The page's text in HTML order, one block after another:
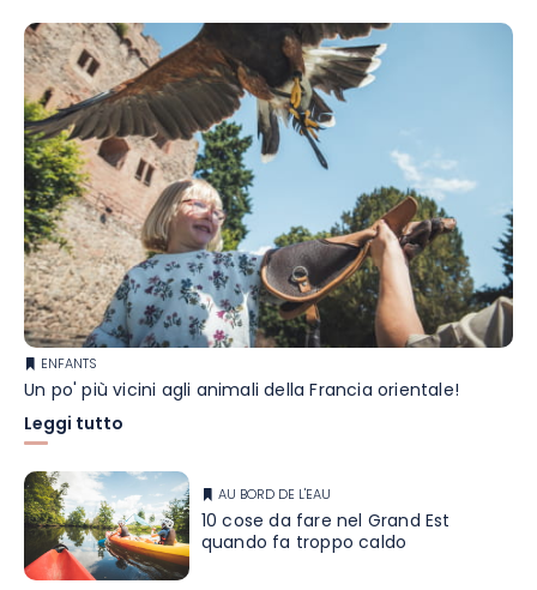
ENFANTS
Un po' più vicini agli animali della Francia orientale!
Leggi tutto
AU BORD DE L'EAU
10 cose da fare nel Grand Est
quando fa troppo caldo